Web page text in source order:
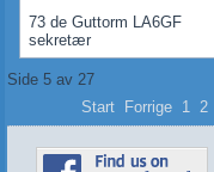
73 de Guttorm LA6GF
sekretær
Side 5 av 27
Start
Forrige 1 2